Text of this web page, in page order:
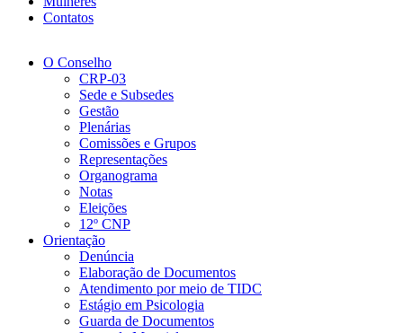
Contatos
O Conselho
CRP-03
Sede e Subsedes
Gestão
Plenárias
Comissões e Grupos
Representações
Organograma
Notas
Eleições
12º CNP
Orientação
Denúncia
Elaboração de Documentos
Atendimento por meio de TIDC
Estágio em Psicologia
Guarda de Documentos